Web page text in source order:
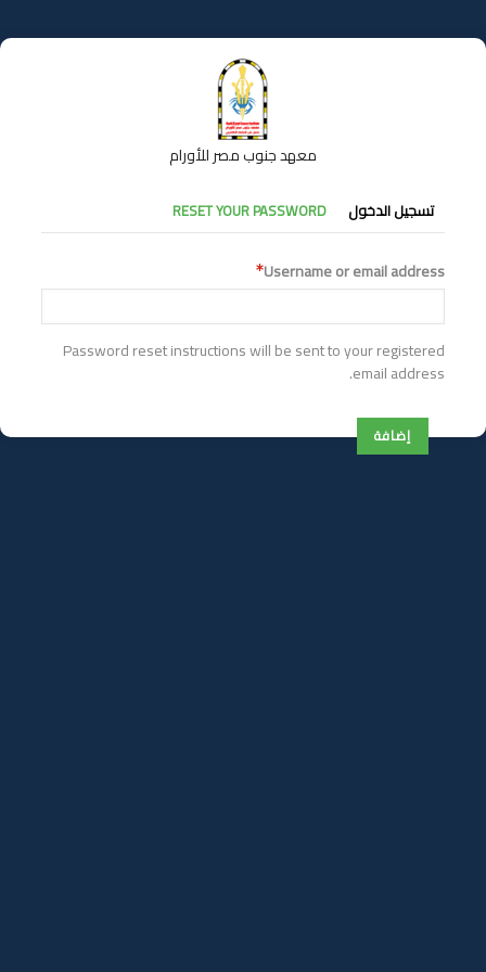
إلى
المحتوى
معهد جنوب مصر للأورام
التبويبات
الأساسية
تسجيل الدخول RESET YOUR PASSWORD
Username or email address
Password reset instructions will be sent to your registered
email address.